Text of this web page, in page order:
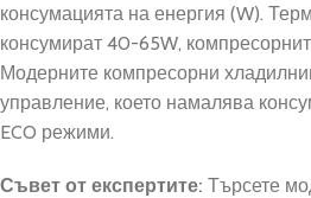
консумацията на енергия (W).
консумират 40-65W,
Модерните компресорни
управление, което намалява
ECO режими.
Съвет от експертите: Търсете